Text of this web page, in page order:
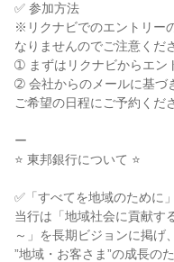
✅ 参加方法
※リクナビでのエントリー
なりませんのでご注意くだ
➀ まずはリクナビからエン
➁ 会社からのメールに基づ
ご希望の日程にご予約くだ
ー
⭐ 東邦銀行について ⭐
✅「すべてを地域のために」
当行は「地域社会に貢献す
～」を長期ビジョンに掲げ、
”地域・お客さま”の成長の